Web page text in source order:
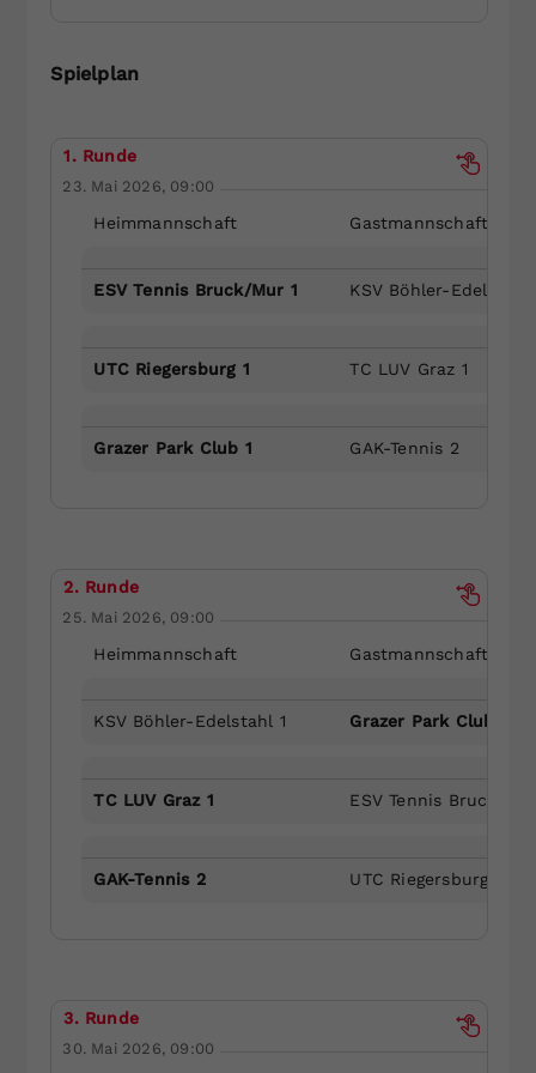
Spielplan
1. Runde
23. Mai 2026, 09:00
Heimmannschaft Gastmannschaft
ESV Tennis Bruck/Mur 1 KSV Böhler-Edelstahl
UTC Riegersburg 1 TC LUV Graz 1
Grazer Park Club 1 GAK-Tennis 2
2. Runde
25. Mai 2026, 09:00
Heimmannschaft Gastmannschaft
KSV Böhler-Edelstahl 1 Grazer Park Club 1
TC LUV Graz 1 ESV Tennis Bruck/
GAK-Tennis 2 UTC Riegersburg 1
3. Runde
30. Mai 2026, 09:00
Webseiten-Betreiber dies eingestellt
hat.